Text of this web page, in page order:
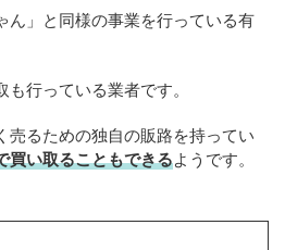
ん」と同様の事業を行っている有
行っている業者です。
売るための独自の販路を持ってい
買い取ることもできるようです。